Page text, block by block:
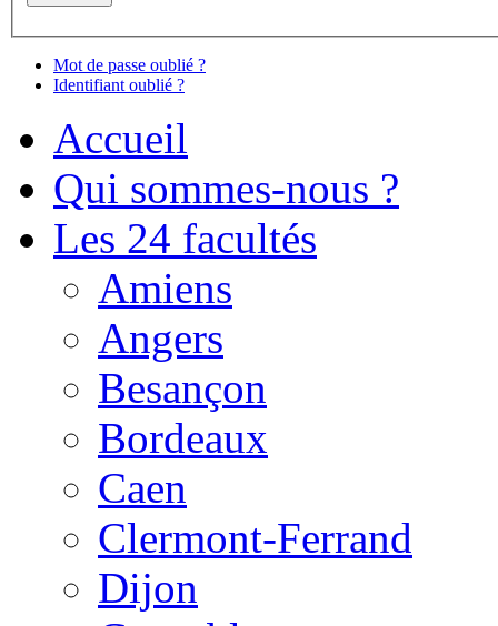
Mot de passe oublié ?
Identifiant oublié ?
Accueil
Qui sommes-nous ?
Les 24 facultés
Amiens
Angers
Besançon
Bordeaux
Caen
Clermont-Ferrand
Dijon